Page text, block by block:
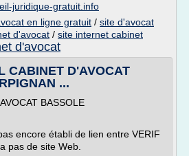
juridique-gratuit.info
en ligne gratuit / site d'avocat
d'avocat / site internet cabinet
d'avocat
CABINET D'AVOCAT
...
BASSOLE
encore établi de lien entre VERIF
pas de site Web.